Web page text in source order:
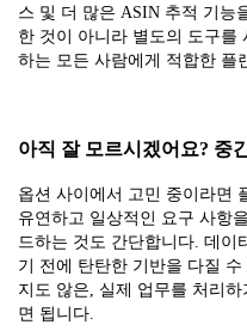
스 및 더 많은 ASIN 추적 기능
한 것이 아니라 별도의 도구를
하는 모든 사람에게 적합한 플
아직 잘 모르시겠어요? 중
옵션 사이에서 고민 중이라면
유연하고 일상적인 요구 사항
드하는 것도 간단합니다. 데이
기 전에 탄탄한 기반을 다질
지도 않은, 실제 업무를 처리
면 됩니다.